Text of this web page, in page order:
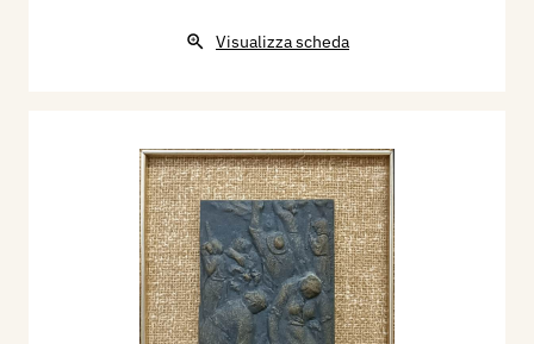
Visualizza scheda